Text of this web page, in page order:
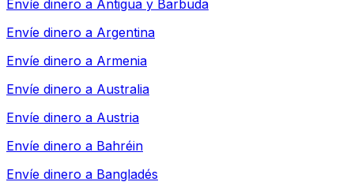
Envíe dinero a Antigua y Barbuda
Envíe dinero a Argentina
Envíe dinero a Armenia
Envíe dinero a Australia
Envíe dinero a Austria
Envíe dinero a Bahréin
Envíe dinero a Bangladés